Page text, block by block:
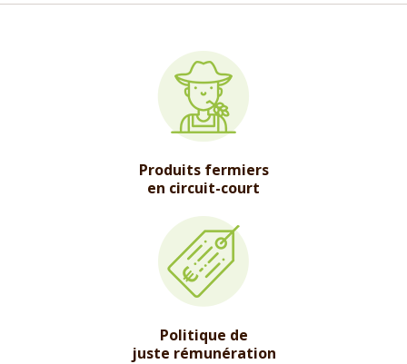
Produits fermiers
en circuit-court
Politique de
juste rémunération